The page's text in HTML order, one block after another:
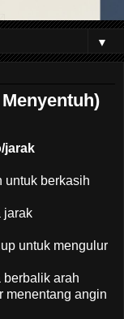
▼
jarak
untuk berkasih
jarak
untuk mengulur
berbalik arah
menentang angin